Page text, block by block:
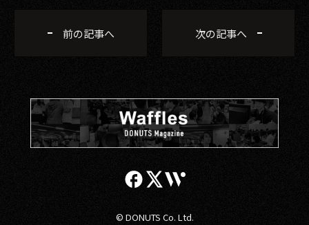
前の記事へ 次の記事へ
© DONUTS Co. Ltd.